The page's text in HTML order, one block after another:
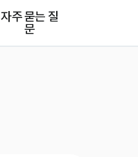
자주 묻는 질
문